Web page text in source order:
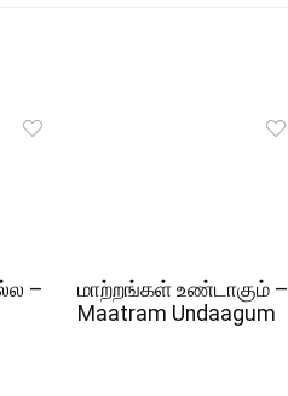
–
மாற்றங்கள் உண்டாகும் –
Maatram Undaagum